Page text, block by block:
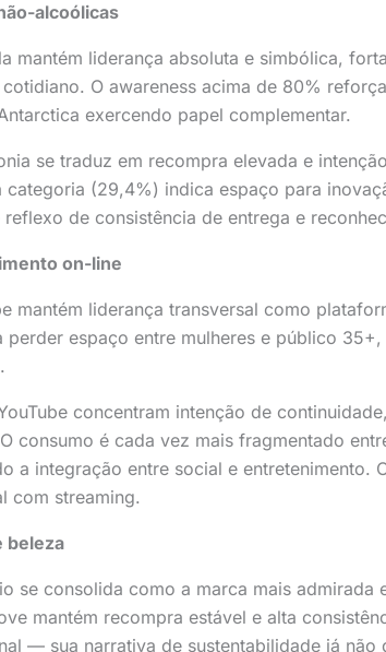
alcoólicas
mantém liderança absoluta e simbólica,
O awareness acima de 80%
exercendo papel complementar.
se traduz em recompra elevada e
categoria (29,4%) indica espaço para
de consistência de entrega e
on-line
mantém liderança transversal como
perder espaço entre mulheres e público
concentram intenção de
consumo é cada vez mais fragmentado
a integração entre social e entretenimento.
com streaming.
beleza
se consolida como a marca mais
mantém recompra estável e alta
— sua narrativa de sustentabilidade já não